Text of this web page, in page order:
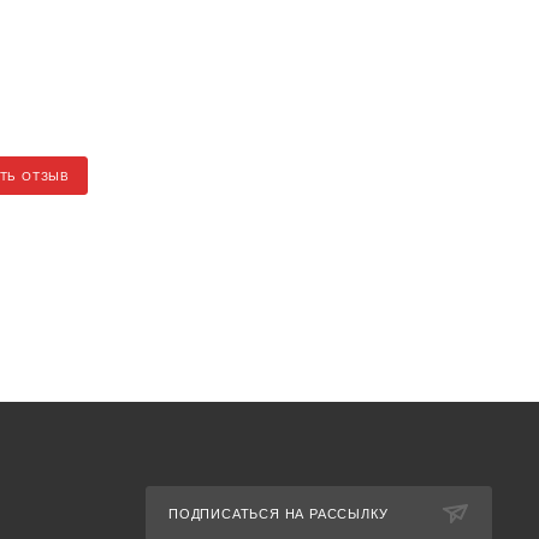
ОТЗЫВ
ПОДПИСАТЬСЯ НА РАССЫЛКУ